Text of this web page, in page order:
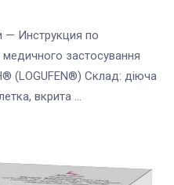
— Инструкция по
застосування
(LOGUFEN®) Склад: діюча
вкрита ...